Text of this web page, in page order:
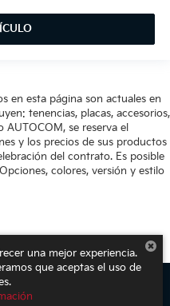
en esta página son actuales en
tenencias, placas, accesorios,
se reserva el
y los precios de sus productos
del contrato. Es posible
colores, versión y estilo
una mejor experiencia.
que aceptas el uso de